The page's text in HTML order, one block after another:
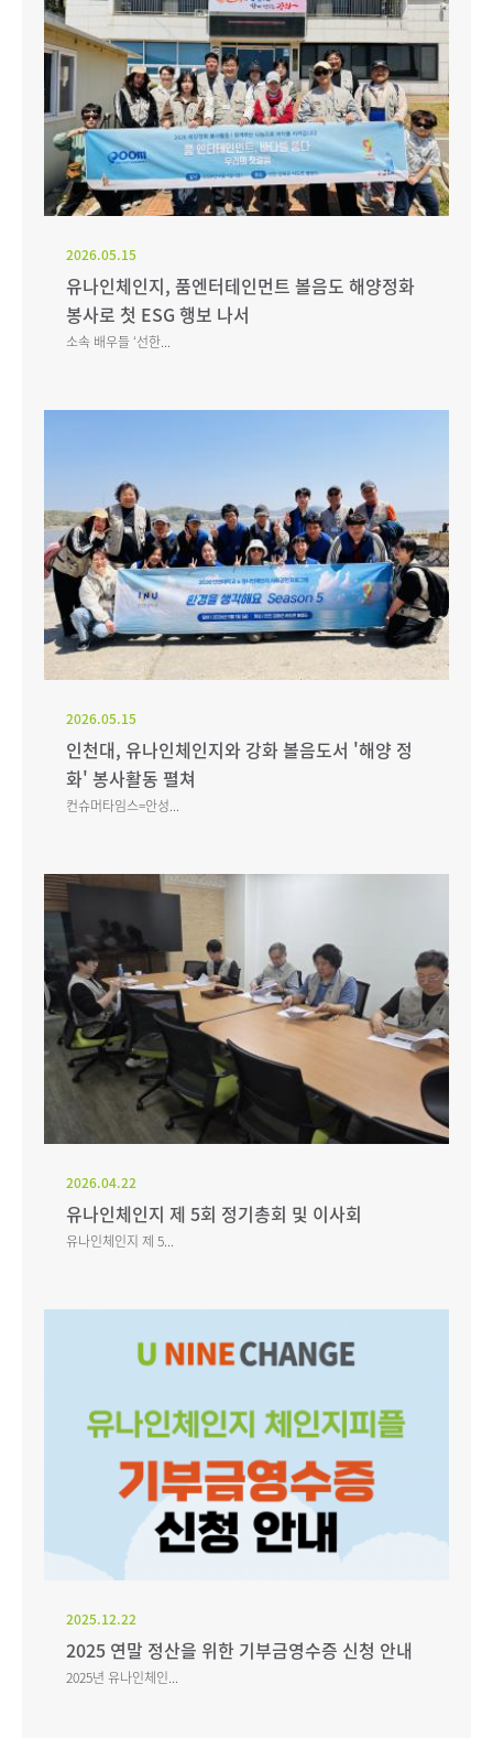
2026.05.15
유나인체인지, 품엔터테인먼트 볼음도 해양정화
봉사로 첫 ESG 행보 나서
소속 배우들 ‘선한...
2026.05.15
인천대, 유나인체인지와 강화 볼음도서 '해양 정
화' 봉사활동 펼쳐
컨슈머타임스=안성...
2026.04.22
유나인체인지 제 5회 정기총회 및 이사회
유나인체인지 제 5...
2025.12.22
2025 연말 정산을 위한 기부금영수증 신청 안내
2025년 유나인체인...